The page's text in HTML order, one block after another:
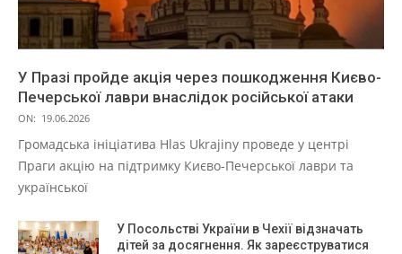
У Празі пройде акція через пошкодження Києво-
Печерської лаври внаслідок російської атаки
ON: 19.06.2026
Громадська ініціатива Hlas Ukrajiny проведе у центрі
Праги акцію на підтримку Києво-Печерської лаври та
української
У Посольстві України в Чехії відзначать
дітей за досягнення. Як зареєструватися